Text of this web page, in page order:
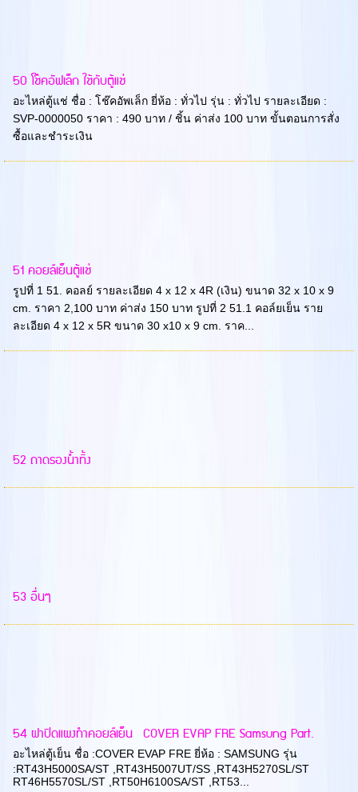
50 โช๊คอัฟเล็ก ใช้กับตู้แช่
อะไหล่ตู้แช่ ชื่อ : โช๊คอัพเล็ก ยี่ห้อ : ทั่วไป รุ่น : ทั่วไป รายละเอียด :
SVP-0000050 ราคา : 490 บาท / ชิ้น ค่าส่ง 100 บาท ขั้นตอนการสั่ง
ซื้อและชำระเงิน
51 คอยล์เย็นตู้แช่
รูปที่ 1 51. คอลย์ รายละเอียด 4 x 12 x 4R (เงิน) ขนาด 32 x 10 x 9
cm. ราคา 2,100 บาท ค่าส่ง 150 บาท รูปที่ 2 51.1 คอล์ยเย็น ราย
ละเอียด 4 x 12 x 5R ขนาด 30 x10 x 9 cm. ราค...
52 ถาดรองน้ำทิ้ง
53 อื่นๆ
54 ฝาปิดแผงทำคอยล์เย็น COVER EVAP FRE Samsung Part.
อะไหล่ตู้เย็น ชื่อ :COVER EVAP FRE ยี่ห้อ : SAMSUNG รุ่น
:RT43H5000SA/ST ,RT43H5007UT/SS ,RT43H5270SL/ST
RT46H5570SL/ST ,RT50H6100SA/ST ,RT53...